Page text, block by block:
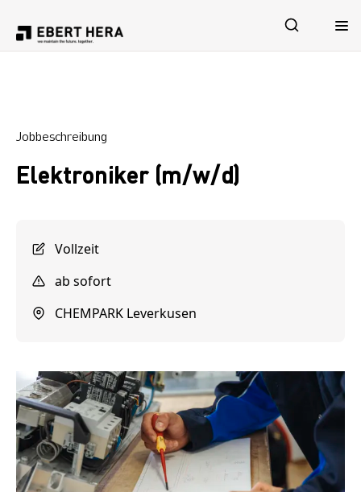
Sicherheit
Karriere
Jobbeschreibung
Elektroniker (m/w/d)
Vollzeit
ab sofort
CHEMPARK Leverkusen